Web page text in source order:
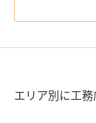
エリア別に工